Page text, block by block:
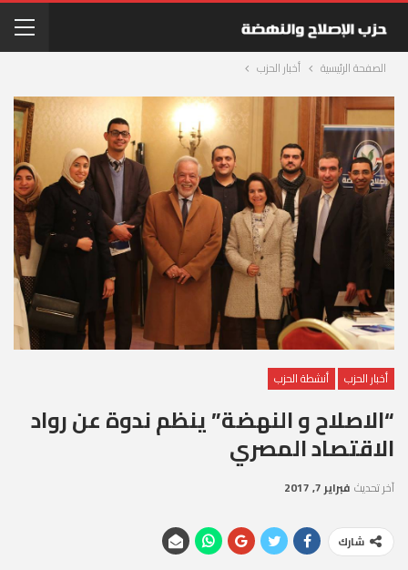
الصفحة الرئيسية أخبار الحزب
أخبار الحزب أنشطة الحزب
“الاصلاح و النهضة” ينظم ندوة عن رواد
الاقتصاد المصري
آخر تحديث فبراير 7, 2017
شارك